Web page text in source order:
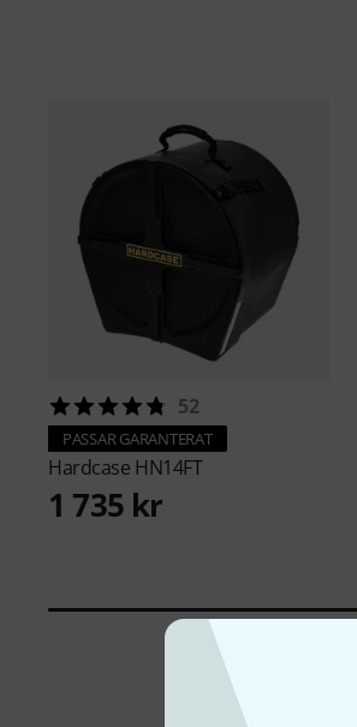
52
PASSAR GARANTERAT
Hardcase HN14FT
1 735 kr